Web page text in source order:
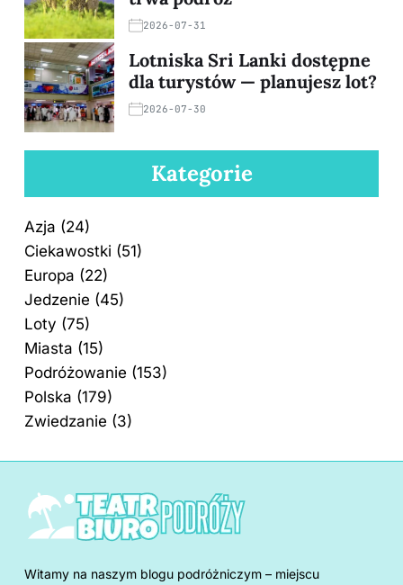
2026-07-31
Lotniska Sri Lanki dostępne
dla turystów — planujesz lot?
2026-07-30
Kategorie
Azja (24)
Ciekawostki (51)
Europa (22)
Jedzenie (45)
Loty (75)
Miasta (15)
Podróżowanie (153)
Polska (179)
Zwiedzanie (3)
Witamy na naszym blogu podróżniczym – miejscu